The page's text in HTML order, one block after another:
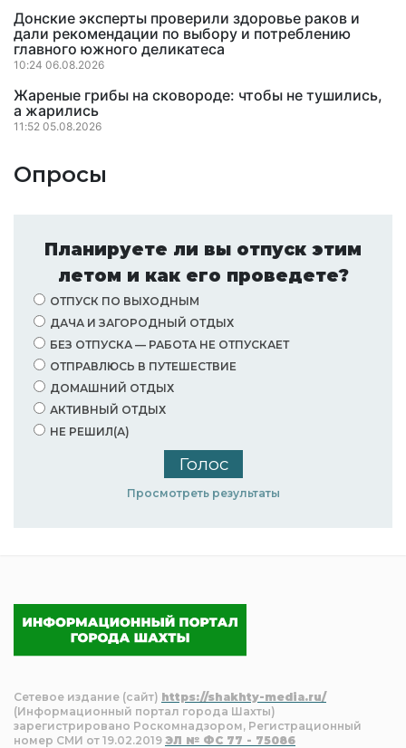
Донские эксперты проверили здоровье раков и
дали рекомендации по выбору и потреблению
главного южного деликатеса
10:24 06.08.2026
Жареные грибы на сковороде: чтобы не тушились,
а жарились
11:52 05.08.2026
Опросы
Планируете ли вы отпуск этим
летом и как его проведете?
ОТПУСК ПО ВЫХОДНЫМ
ДАЧА И ЗАГОРОДНЫЙ ОТДЫХ
БЕЗ ОТПУСКА — РАБОТА НЕ ОТПУСКАЕТ
ОТПРАВЛЮСЬ В ПУТЕШЕСТВИЕ
ДОМАШНИЙ ОТДЫХ
АКТИВНЫЙ ОТДЫХ
НЕ РЕШИЛ(А)
Просмотреть результаты
Сетевое издание (сайт) https://shakhty-media.ru/
(Информационный портал города Шахты)
зарегистрировано Роскомнадзором, Регистрационный
номер СМИ от 19.02.2019 ЭЛ № ФС 77 - 75086